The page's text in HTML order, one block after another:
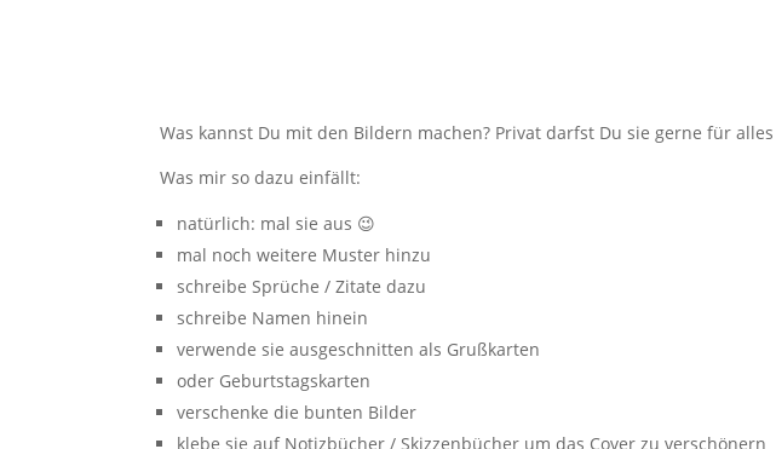
Was kannst Du mit den Bildern machen? Privat darfst Du sie gerne für
Was mir so dazu einfällt:
natürlich: mal sie aus 😉
mal noch weitere Muster hinzu
schreibe Sprüche / Zitate dazu
schreibe Namen hinein
verwende sie ausgeschnitten als Grußkarten
oder Geburtstagskarten
verschenke die bunten Bilder
klebe sie auf Notizbücher / Skizzenbücher um das Cover zu verschönern